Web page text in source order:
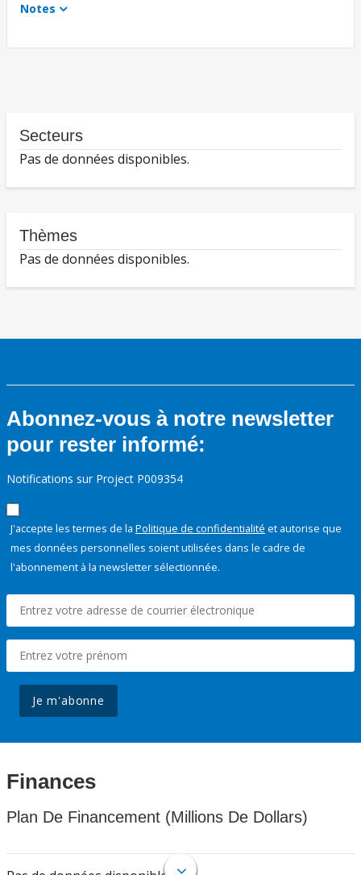
Notes
Secteurs
Pas de données disponibles.
Thèmes
Pas de données disponibles.
Abonnez-vous à notre newsletter
pour rester informé:
Notifications sur Project P009354
J'accepte les termes de la Politique de confidentialité et autorise que
mes données personnelles soient utilisées dans le cadre de
l'abonnement à la newsletter sélectionnée.
Je m'abonne
Finances
Plan De Financement (Millions De Dollars)